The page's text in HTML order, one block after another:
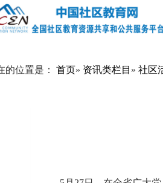
的位置是： 首页» 资讯类栏目 » 社区